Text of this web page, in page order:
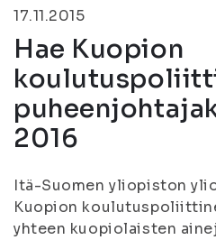
17.11.2015
Hae Kuopion
2016
Itä-Suomen yliopiston
Kuopion
yhteen kuopiolaisten